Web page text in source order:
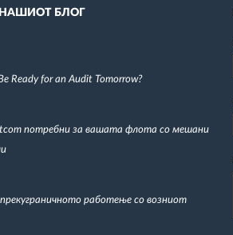
БЛОГ
Ready for an Audit Tomorrow?
потребни за вашата флота со мешани
работење со возниот